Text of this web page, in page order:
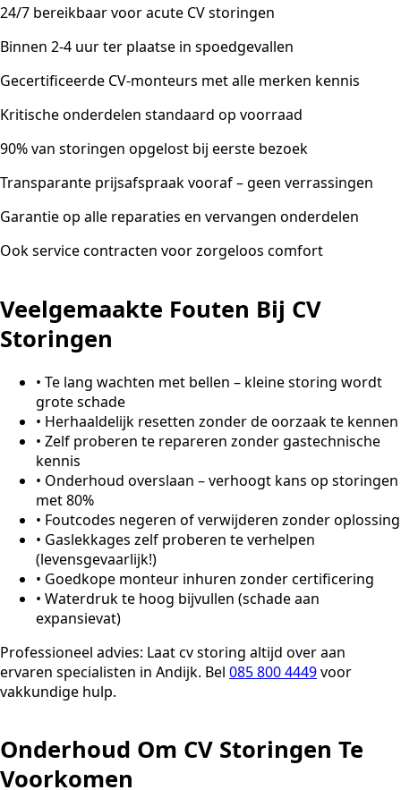
24/7 bereikbaar voor acute CV storingen
Binnen 2-4 uur ter plaatse in spoedgevallen
Gecertificeerde CV-monteurs met alle merken kennis
Kritische onderdelen standaard op voorraad
90% van storingen opgelost bij eerste bezoek
Transparante prijsafspraak vooraf – geen verrassingen
Garantie op alle reparaties en vervangen onderdelen
Ook service contracten voor zorgeloos comfort
Veelgemaakte Fouten Bij CV
Storingen
• Te lang wachten met bellen – kleine storing wordt
grote schade
• Herhaaldelijk resetten zonder de oorzaak te kennen
• Zelf proberen te repareren zonder gastechnische
kennis
• Onderhoud overslaan – verhoogt kans op storingen
met 80%
• Foutcodes negeren of verwijderen zonder oplossing
• Gaslekkages zelf proberen te verhelpen
(levensgevaarlijk!)
• Goedkope monteur inhuren zonder certificering
• Waterdruk te hoog bijvullen (schade aan
expansievat)
Professioneel advies: Laat cv storing altijd over aan
ervaren specialisten in Andijk. Bel 085 800 4449voor
vakkundige hulp.
Onderhoud Om CV Storingen Te
Voorkomen